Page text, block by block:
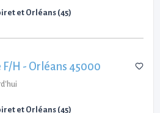
et Orléans (45)
H - Orléans 45000
et Orléans (45)